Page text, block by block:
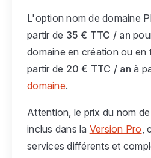
L'option nom de domaine
partir de 35 € TTC / an
domaine en création ou en
partir de 20 € TTC / an à
domaine.
Attention, le prix du nom
inclus dans la Version Pro
services différents et